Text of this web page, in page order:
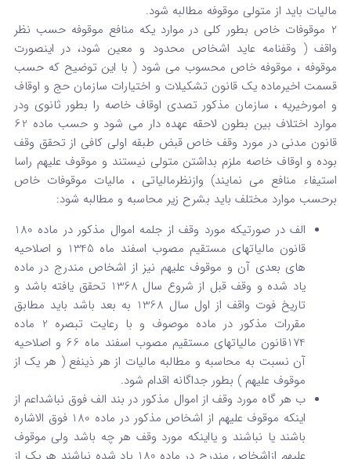
مالیات باید از متولی موقوفه مطالبه شود.
2 موقوفات خاص بطور کلی در موارد یکه منافع موقوفه حسب نظر
واقف ( وقفنامه عاید اشخاص محدود و معین شود، در اینصورت
موقوفه ، موقوفه خاص محسوب می شود ( با این توضیح که حسب
قسمت اخیرماده یک قانون تشکیلات و اختیارات سازمان حج و اوقاف
و امورخیریه ، سازمان مذکور تصدی اوقاف خاصه را بطور ثانوی ودر
موارد اختلاف بین بطون لاحقه عهده دار می شود و حسب ماده 62
قانون مدنی در مورد وقف خاص قبض طبقه اولی کافی از تحقق وقف
بوده و اوقاف خاصه ملزم بداشتن متولی نیستند و موقوف علیهم راسا
استیفاء منافع می نمایند) وازنظرمالیاتی ، مالیات موقوفات خاص
برحسب موارد مختلف باید بشرح زیر محاسبه و مطالبه شود:
الف در صورتیکه مورد وقف از جلمه اموال مذکور در ماده 180
قانون مالیاتهای مستقیم مصوب اسفند ماه 1345 و اصلاحیه
های بعدی آن و موقوف علیهم نیز از اشخاص مندرج در ماده
یاد شده و وقف قبل از شروع سال 1368 تحقق یافته باشد و
تاریخ فوت واقف از اول سال 1368 به بعد باشد باید مطابق
مقررات مذکور در ماده موصوف و با رعایت تبصره 2 ماده
174قانون مالیاتهای مستقیم مصوب اسفند ماه 66 و اصلاحیه
آن نسبت به محاسبه و مطالبه مالیات از هر ذینفع ( هر یک از
موقوف علیهم ) بطور جداگانه اقدام شود.
ب هر گاه مورد وقف از اموال مذکور در بند الف فوق نباشداعم از
اینکه موقوف علیهم از اشخاص مذکور در ماده 180 فوق الاشاره
باشند یا نباشند و یااینکه مورد وقف هر چه باشد ولی موقوف